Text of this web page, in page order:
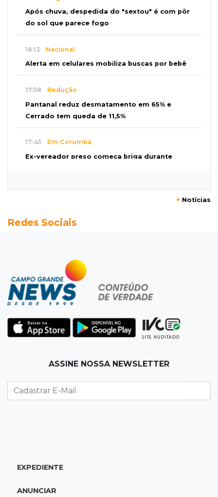
Após chuva, despedida do "sextou" é com pôr
do sol que parece fogo
18:13 Nacional
Alerta em celulares mobiliza buscas por bebê
17:58 Redução
Pantanal reduz desmatamento em 65% e
Cerrado tem queda de 11,5%
17:45 Em Corumbá
Ex-vereador preso começa briga durante
tiro na cabeça em loja do pai
Governo libera R$ 433 mil a Deodápolis após
temporal de granizo causar estragos
17:17 Em investigação
ser membro de facção
Família pede justiça por eletricista morto por
Uno capota e Gol invade terreno em acidente
+ Notícias
Redes Sociais
ASSINE NOSSA NEWSLETTER
EXPEDIENTE
ANUNCIAR